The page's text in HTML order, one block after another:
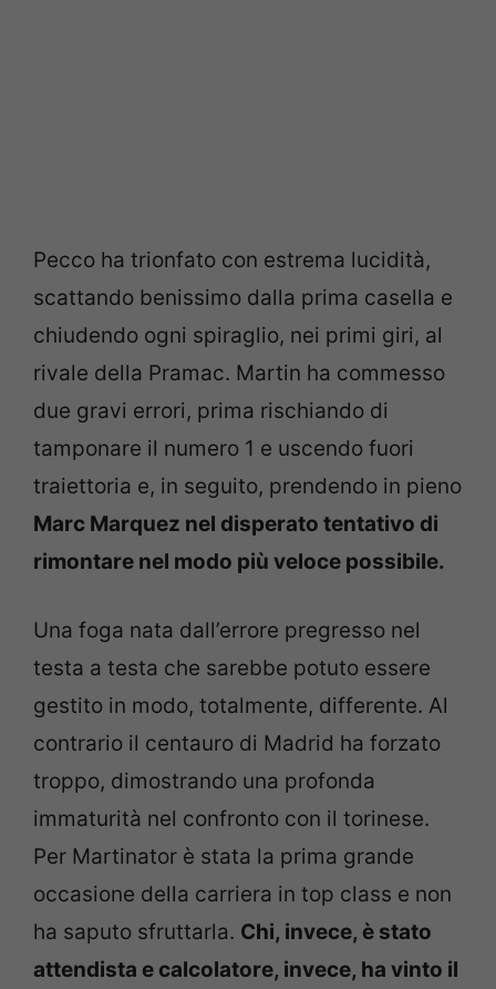
Pecco ha trionfato con estrema lucidità,
scattando benissimo dalla prima casella e
chiudendo ogni spiraglio, nei primi giri, al
rivale della Pramac. Martin ha commesso
due gravi errori, prima rischiando di
tamponare il numero 1 e uscendo fuori
traiettoria e, in seguito, prendendo in pieno
Marc Marquez nel disperato tentativo di
rimontare nel modo più veloce possibile.
Una foga nata dall’errore pregresso nel
testa a testa che sarebbe potuto essere
gestito in modo, totalmente, differente. Al
contrario il centauro di Madrid ha forzato
troppo, dimostrando una profonda
immaturità nel confronto con il torinese.
Per Martinator è stata la prima grande
occasione della carriera in top class e non
ha saputo sfruttarla. Chi, invece, è stato
attendista e calcolatore, invece, ha vinto il